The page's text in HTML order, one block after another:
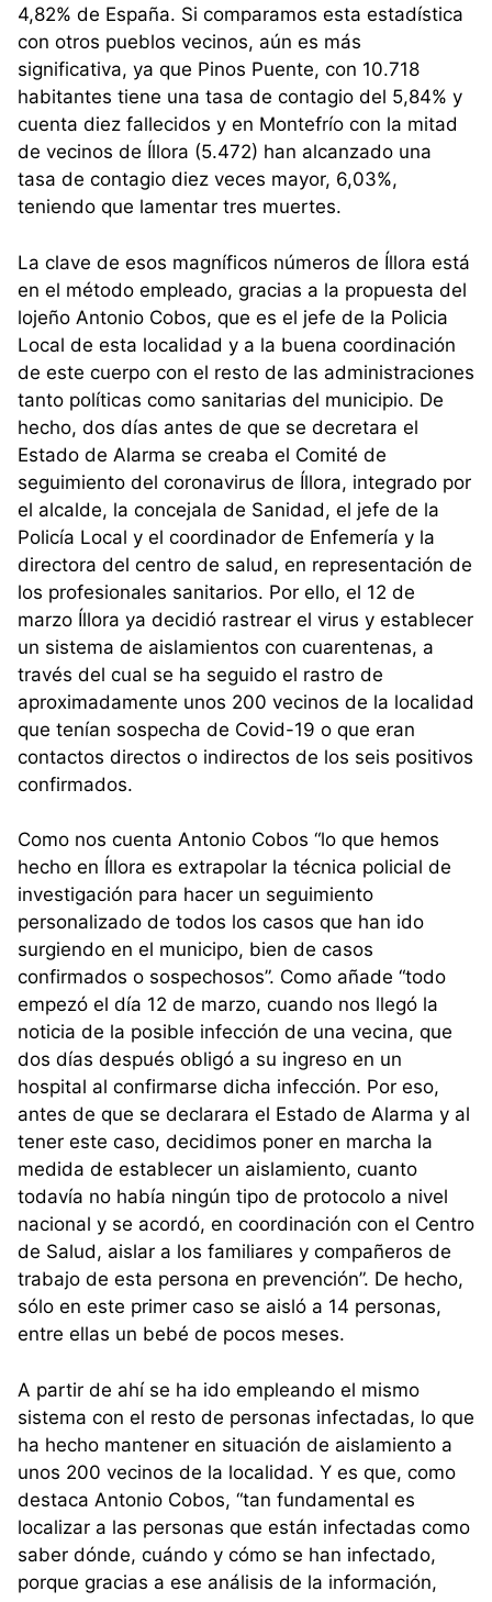
4,82% de España. Si comparamos esta estadística
con otros pueblos vecinos, aún es más
significativa, ya que Pinos Puente, con 10.718
habitantes tiene una tasa de contagio del 5,84% y
cuenta diez fallecidos y en Montefrío con la mitad
de vecinos de Íllora (5.472) han alcanzado una
tasa de contagio diez veces mayor, 6,03%,
teniendo que lamentar tres muertes.
La clave de esos magníficos números de Íllora está
en el método empleado, gracias a la propuesta del
lojeño Antonio Cobos, que es el jefe de la Policia
Local de esta localidad y a la buena coordinación
de este cuerpo con el resto de las administraciones
tanto políticas como sanitarias del municipio. De
hecho, dos días antes de que se decretara el
Estado de Alarma se creaba el Comité de
seguimiento del coronavirus de Íllora, integrado por
el alcalde, la concejala de Sanidad, el jefe de la
Policía Local y el coordinador de Enfemería y la
directora del centro de salud, en representación de
los profesionales sanitarios. Por ello, el 12 de
marzo Íllora ya decidió rastrear el virus y establecer
un sistema de aislamientos con cuarentenas, a
través del cual se ha seguido el rastro de
aproximadamente unos 200 vecinos de la localidad
que tenían sospecha de Covid-19 o que eran
contactos directos o indirectos de los seis positivos
confirmados.
Como nos cuenta Antonio Cobos “lo que hemos
hecho en Íllora es extrapolar la técnica policial de
investigación para hacer un seguimiento
personalizado de todos los casos que han ido
surgiendo en el municipo, bien de casos
confirmados o sospechosos”. Como añade “todo
empezó el día 12 de marzo, cuando nos llegó la
noticia de la posible infección de una vecina, que
dos días después obligó a su ingreso en un
hospital al confirmarse dicha infección. Por eso,
antes de que se declarara el Estado de Alarma y al
tener este caso, decidimos poner en marcha la
medida de establecer un aislamiento, cuanto
todavía no había ningún tipo de protocolo a nivel
nacional y se acordó, en coordinación con el Centro
de Salud, aislar a los familiares y compañeros de
trabajo de esta persona en prevención”. De hecho,
sólo en este primer caso se aisló a 14 personas,
entre ellas un bebé de pocos meses.
A partir de ahí se ha ido empleando el mismo
sistema con el resto de personas infectadas, lo que
ha hecho mantener en situación de aislamiento a
unos 200 vecinos de la localidad. Y es que, como
destaca Antonio Cobos, “tan fundamental es
localizar a las personas que están infectadas como
saber dónde, cuándo y cómo se han infectado,
porque gracias a ese análisis de la información,